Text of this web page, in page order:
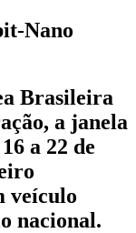
Nano
Brasileira
a janela
a 22 de
veículo
nacional.